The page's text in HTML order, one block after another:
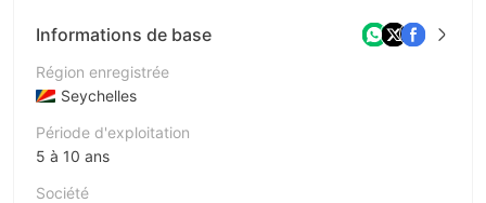
Informations de base
Région enregistrée
Seychelles
Période d'exploitation
5 à 10 ans
Société